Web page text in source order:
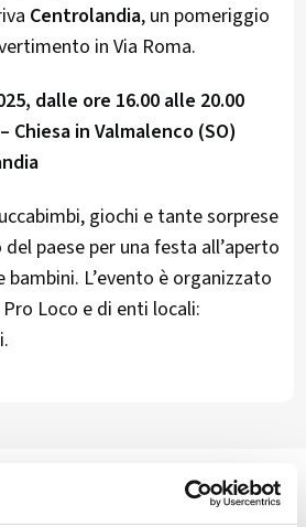
Centrolandia, un pomeriggio
in Via Roma.
dalle ore 16.00 alle 20.00
Chiesa in Valmalenco (SO)
giochi e tante sorprese
paese per una festa all’aperto
L’evento è organizzato
Loco e di enti locali:
di